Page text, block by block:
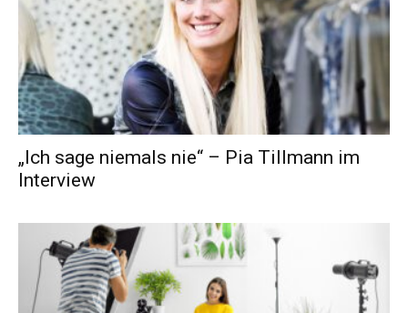
„Ich sage niemals nie“ – Pia Tillmann im
Interview